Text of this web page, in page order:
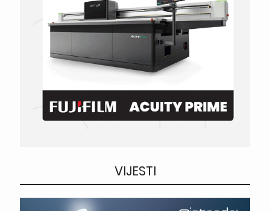
VIJESTI